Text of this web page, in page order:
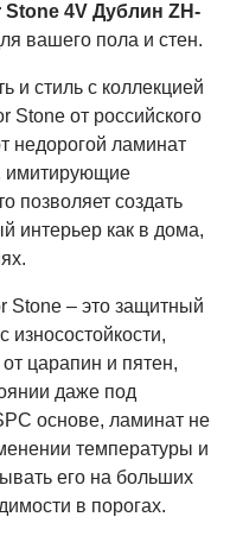
4V Дублин ZH-
вашего пола и стен.
и стиль с коллекцией
Stone от российского
недорогой ламинат
имитирующие
позволяет создать
интерьер как в дома,
Stone – это защитный
износостойкости,
царапин и пятен,
даже под
основе, ламинат не
температуры и
его на больших
в порогах.